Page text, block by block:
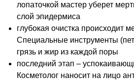
лопаточкой мастер уберет
слой эпидермиса
глубокая очистка происходит
Специальные инструменты
грязь и жир из каждой поры
последний этап –
Косметолог наносит на лицо